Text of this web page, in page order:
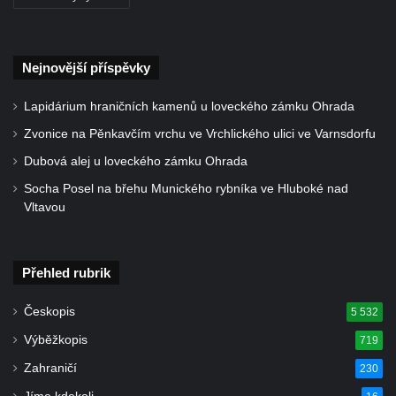
Kříž u silnice č. 15 jižně od Šepetel
Lučanech nad Nisou
Centrální kříž hřbitova Šumburk nad
Tanvaldu
ve Starých Křečanech
Kříž u domu čp. 39 v Rybništi
Kříž u domu čp. 2 v Rybništi
Nejnovější příspěvky
Lapidárium hraničních kamenů u loveckého zámku Ohrada
Zvonice na Pěnkavčím vrchu ve Vrchlického ulici ve Varnsdorfu
Dubová alej u loveckého zámku Ohrada
Socha Posel na břehu Munického rybníka ve Hluboké nad
Vltavou
Přehled rubrik
Českopis 5 532
Výběžkopis 719
Zahraničí 230